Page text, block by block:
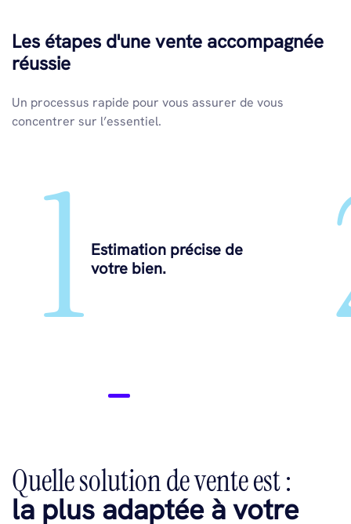
Les étapes d'une vente accompagnée
réussie
Un processus rapide pour vous assurer de vous
concentrer sur l’essentiel.
1 Estimation précise de
votre bien.
Quelle solution de vente est :
la plus adaptée à votre